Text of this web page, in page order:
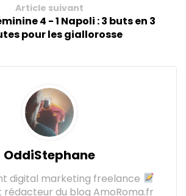
Article suivant
4 - 1 Napoli : 3 buts en 3
pour les giallorosse
OddiStephane
digital marketing freelance
du blog AmoRoma.fr